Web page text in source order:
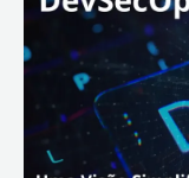
Lance
Rural